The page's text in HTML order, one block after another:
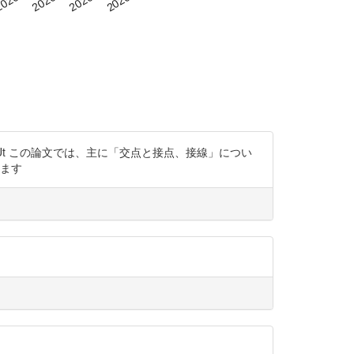
の論文では、主に「交点と接点、接線」につい
す